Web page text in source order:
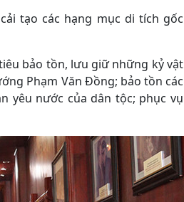
tạo các hạng mục di tích gốc
bảo tồn, lưu giữ những kỷ vật
Phạm Văn Đồng; bảo tồn các
yêu nước của dân tộc; phục vụ